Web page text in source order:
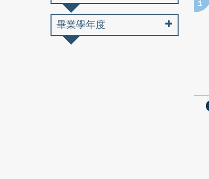
1
畢業學年度